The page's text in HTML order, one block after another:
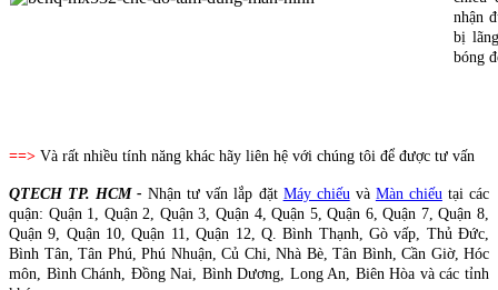
nhận
bị
bóng
==> Và rất nhiều tính năng khác hãy liên hệ với chúng tôi để được tư vấn
QTECH TP. HCM -Nhận tư vấn lắp đặt Máy chiếuvà Màn chiếutại các
quận: Quận 1, Quận 2, Quận 3, Quận 4, Quận 5, Quận 6, Quận 7, Quận 8,
Quận 9, Quận 10, Quận 11, Quận 12, Q. Bình Thạnh, Gò vấp, Thủ Đức,
Bình Tân, Tân Phú, Phú Nhuận, Củ Chi, Nhà Bè, Tân Bình, Cần Giờ, Hóc
môn, Bình Chánh, Đồng Nai, Bình Dương, Long An, Biên Hòa và các tỉnh